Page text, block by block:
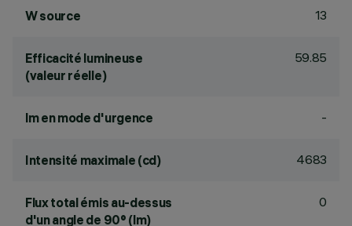
W source 13
Efficacité lumineuse
(valeur réelle)
59.85
lm en mode d'urgence -
Intensité maximale (cd) 4683
Flux total émis au-dessus
d'un angle de 90° (lm)
0